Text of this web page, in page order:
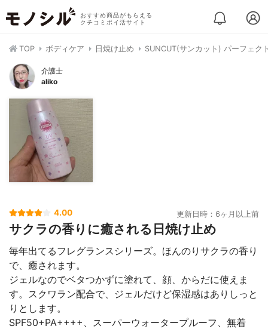
おすすめ商品がもらえる
クチコミポイ活サイト
TOP ボディケア 日焼け止め SUNCUT(サンカット) パーフェク
介護士
aliko
4.00 更新日時：6ヶ月以上前
サクラの香りに癒される日焼け止め
毎年出てるフレグランスシリーズ。ほんのりサクラの香り
で、癒されます。
ジェルなのでベタつかずに塗れて、顔、からだに使えま
す。スクワラン配合で、ジェルだけど保湿感はありしっと
りとします。
SPF50+PA++++、スーパーウォータープルーフ、無着